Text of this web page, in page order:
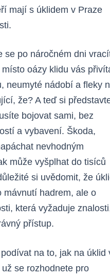
mají s úklidem v Praze
se po náročném dni
oázy klidu vás
neumyté nádobí a fleky
že? A teď si
bojovat sami, bez
a vybavení. Škoda,
nevhodným
může vyšplhat do tisíců
si uvědomit, že
mávnutí hadrem, ale o
která vyžaduje
přístup.
na to, jak na úklid
se rozhodnete pro